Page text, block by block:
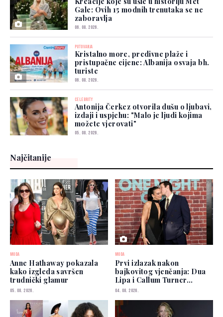
Gale: Ovih 15 modnih trenutaka se ne
zaboravlja
06. 08. 2026.
PUTOVANJA
Kristalno more, predivne plaže i
pristupačne cijene: Albanija osvaja bh.
turiste
06. 08. 2026.
CELEBRITY
Antonija Čerkez otvorila dušu o ljubavi,
izdaji i uspjehu: "Malo je ljudi kojima
možete vjerovati"
05. 08. 2026.
Najčitanije
MODA
Anne Hathaway pokazala
kako izgleda savršen
trudnički glamur
05. 08. 2026.
MODA
Prvi izlazak nakon
bajkovitog vjenčanja: Dua
Lipa i Callum Turner
zablistali u New Yorku
04. 08. 2026.